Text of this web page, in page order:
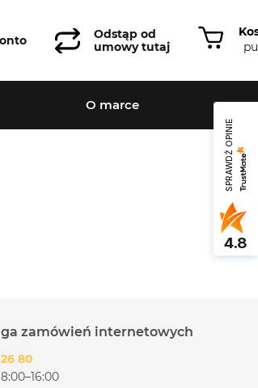
Odstąp od
umowy tutaj
O marce
zamówień internetowych
80
SPRAWDŹ OPINIE
4.8